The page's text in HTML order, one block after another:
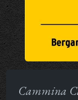
Cammina